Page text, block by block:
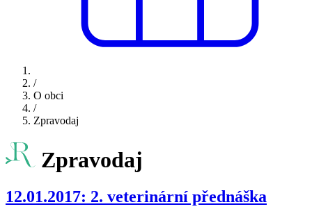
/
O obci
/
Zpravodaj
Zpravodaj
12.01.2017: 2. veterinární přednáška